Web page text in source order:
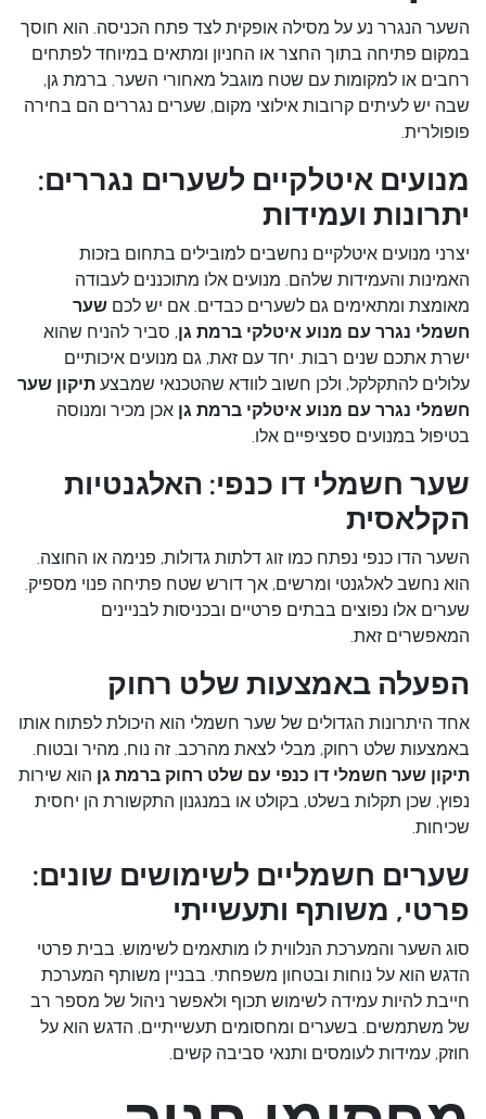
השער הנגרר נע על מסילה אופקית לצד פתח הכניסה. הוא חוסך
במקום פתיחה בתוך החצר או החניון ומתאים במיוחד לפתחים
רחבים או למקומות עם שטח מוגבל מאחורי השער. ברמת גן,
שבה יש לעיתים קרובות אילוצי מקום, שערים נגררים הם בחירה
פופולרית.
מנועים איטלקיים לשערים נגררים:
יתרונות ועמידות
יצרני מנועים איטלקיים נחשבים למובילים בתחום בזכות
האמינות והעמידות שלהם. מנועים אלו מתוכננים לעבודה
מאומצת ומתאימים גם לשערים כבדים. אם יש לכם שער
חשמלי נגרר עם מנוע איטלקי ברמת גן, סביר להניח שהוא
ישרת אתכם שנים רבות. יחד עם זאת, גם מנועים איכותיים
עלולים להתקלקל, ולכן חשוב לוודא שהטכנאי שמבצע תיקון שער
חשמלי נגרר עם מנוע איטלקי ברמת גן אכן מכיר ומנוסה
בטיפול במנועים ספציפיים אלו.
שער חשמלי דו כנפי: האלגנטיות
הקלאסית
השער הדו כנפי נפתח כמו זוג דלתות גדולות, פנימה או החוצה.
הוא נחשב לאלגנטי ומרשים, אך דורש שטח פתיחה פנוי מספיק.
שערים אלו נפוצים בבתים פרטיים ובכניסות לבניינים
המאפשרים זאת.
הפעלה באמצעות שלט רחוק
אחד היתרונות הגדולים של שער חשמלי הוא היכולת לפתוח אותו
באמצעות שלט רחוק, מבלי לצאת מהרכב. זה נוח, מהיר ובטוח.
תיקון שער חשמלי דו כנפי עם שלט רחוק ברמת גן הוא שירות
נפוץ, שכן תקלות בשלט, בקולט או במנגנון התקשורת הן יחסית
שכיחות.
שערים חשמליים לשימושים שונים:
פרטי, משותף ותעשייתי
סוג השער והמערכת הנלווית לו מותאמים לשימוש. בבית פרטי
הדגש הוא על נוחות ובטחון משפחתי. בבניין משותף המערכת
חייבת להיות עמידה לשימוש תכוף ולאפשר ניהול של מספר רב
של משתמשים. בשערים ומחסומים תעשייתיים, הדגש הוא על
חוזק, עמידות לעומסים ותנאי סביבה קשים.